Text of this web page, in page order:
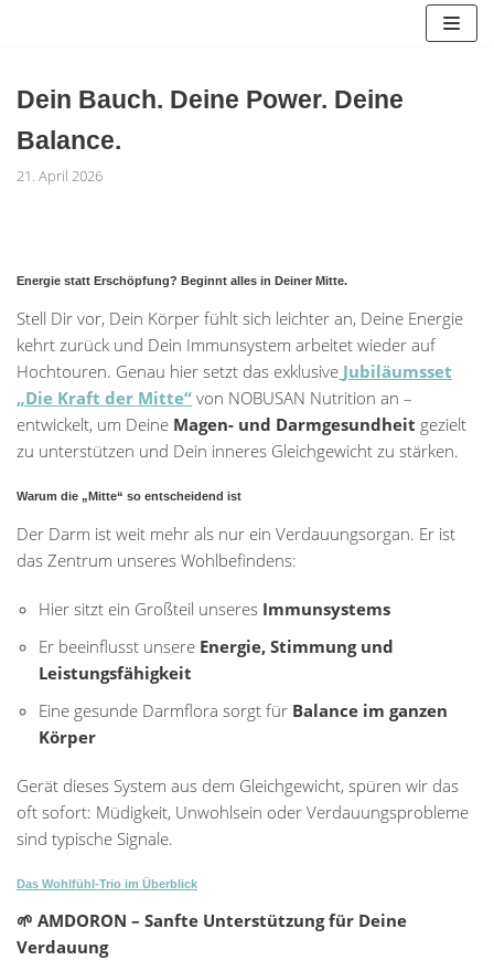
Dein Bauch. Deine Power. Deine
Balance.
21. April 2026
Energie statt Erschöpfung? Beginnt alles in Deiner Mitte.
Stell Dir vor, Dein Körper fühlt sich leichter an, Deine Energie
kehrt zurück und Dein Immunsystem arbeitet wieder auf
Hochtouren. Genau hier setzt das exklusive Jubiläumsset
„Die Kraft der Mitte“ von NOBUSAN Nutrition an –
entwickelt, um Deine Magen- und Darmgesundheit gezielt
zu unterstützen und Dein inneres Gleichgewicht zu stärken.
Warum die „Mitte“ so entscheidend ist
Der Darm ist weit mehr als nur ein Verdauungsorgan. Er ist
das Zentrum unseres Wohlbefindens:
Hier sitzt ein Großteil unseres Immunsystems
Er beeinflusst unsere Energie, Stimmung und
Leistungsfähigkeit
Eine gesunde Darmflora sorgt für Balance im ganzen
Körper
Gerät dieses System aus dem Gleichgewicht, spüren wir das
oft sofort: Müdigkeit, Unwohlsein oder Verdauungsprobleme
sind typische Signale.
Das Wohlfühl-Trio im Überblick
🌱 AMDORON – Sanfte Unterstützung für Deine
Verdauung